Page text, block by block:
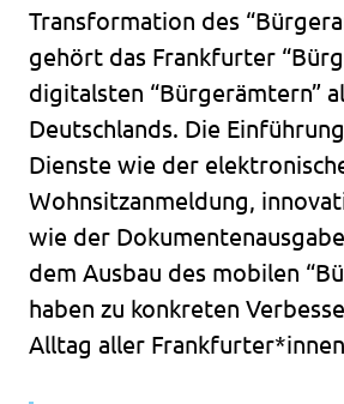
Transformation des
gehört das Frankfurter
digitalsten “Bürgerämtern”
Deutschlands. Die
Dienste wie der
Wohnsitzanmeldung,
wie der
dem Ausbau des mobilen
haben zu konkreten
Alltag aller